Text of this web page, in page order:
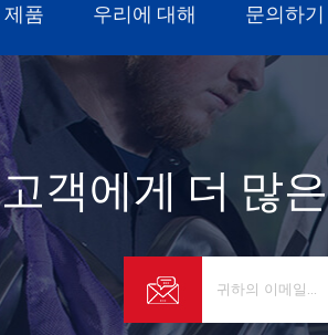
감소하고 광범위한 전압 적응으로 압축
3. 오일 필터로터리 필터를 사용하여 윤
순물을 완전히 걸러 내고 내부 온도 조
가지고 지역 온도에 적응하여 윤활유 및
의 품질을 보장하고 교체하기 쉽고 오일
4. 지능 터치 스크린 운영 체제컴퓨터
롤러를 사용하여 공기 압축기의 열두 문
동 매개 변수를 조정하고 모니터링합니
정 값이되면 컨트롤러가 자동으로 경고
를 보내고 실패 원인을 표시하고 기록 오
작성합니다. , 원격 네트워크 제어가 현
5. 에너지 하이라이트 저장높은 체적 효
에어 엔드를 사용하여 압축 및 팽창 에너
과정을 피하고 저압 스크류 압축기는
제품 우리에 대해 문의하기
고객에게 더 많